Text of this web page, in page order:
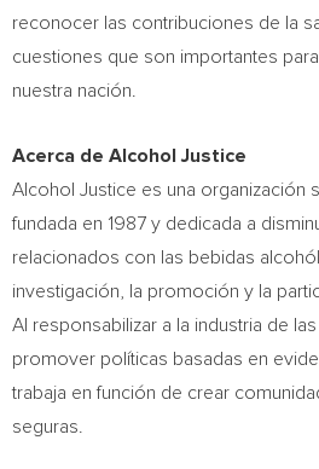
reconocer las contribuciones de la
cuestiones que son importantes
nuestra nación.
Acerca de Alcohol Justice
Alcohol Justice es una organización
fundada en 1987 y dedicada a
relacionados con las bebidas
investigación, la promoción y la
Al responsabilizar a la industria de
promover políticas basadas en
trabaja en función de crear
seguras.